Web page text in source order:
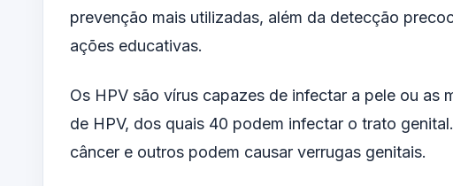
prevenção mais utilizadas, além da detecção
ações educativas.
Os HPV são vírus capazes de infectar a pele ou as
de HPV, dos quais 40 podem infectar o trato
câncer e outros podem causar verrugas genitais.